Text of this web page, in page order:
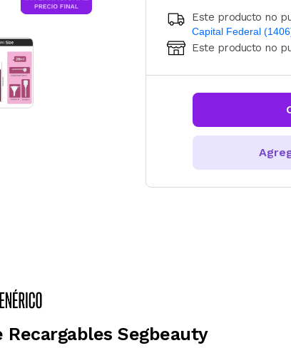
Este producto no
Capital Federal
Ingresá código postal
Este producto no
Segbeauty